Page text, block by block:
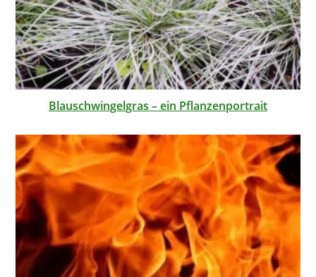
Blauschwingelgras – ein Pflanzenportrait